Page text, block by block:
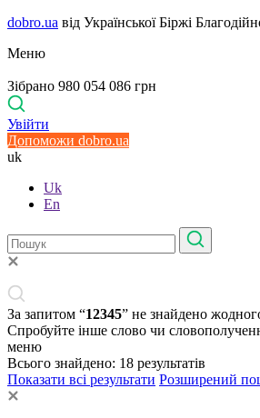
dobro.ua від Української Біржі
Меню
Зібрано 980 054 086 грн
Увійти
Допоможи dobro.ua
uk
Uk
En
За запитом “12345” не знайдено
Спробуйте інше слово чи
меню
Всього знайдено: 18 результатів
Показати всі результати Розширений